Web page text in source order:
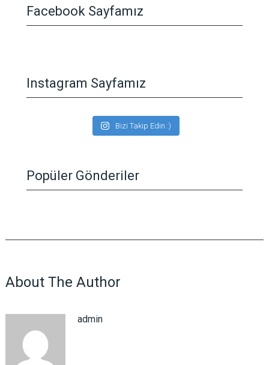
Facebook Sayfamız
Instagram Sayfamız
Bizi Takip Edin :)
Popüler Gönderiler
About The Author
admin